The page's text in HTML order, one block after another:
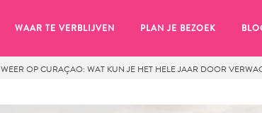
WAAR TE VERBLIJVEN PLAN JE BEZOEK
WEER OP CURAÇAO: WAT KUN JE HET HELE JAAR DOOR